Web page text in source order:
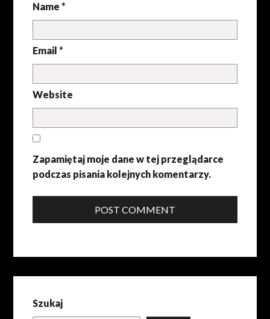
Name *
Email *
Website
Zapamiętaj moje dane w tej przeglądarce
podczas pisania kolejnych komentarzy.
POST COMMENT
Szukaj